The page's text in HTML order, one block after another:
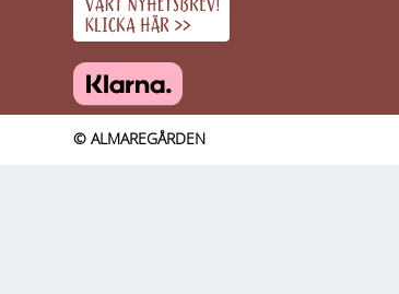
© ALMAREGÅRDEN